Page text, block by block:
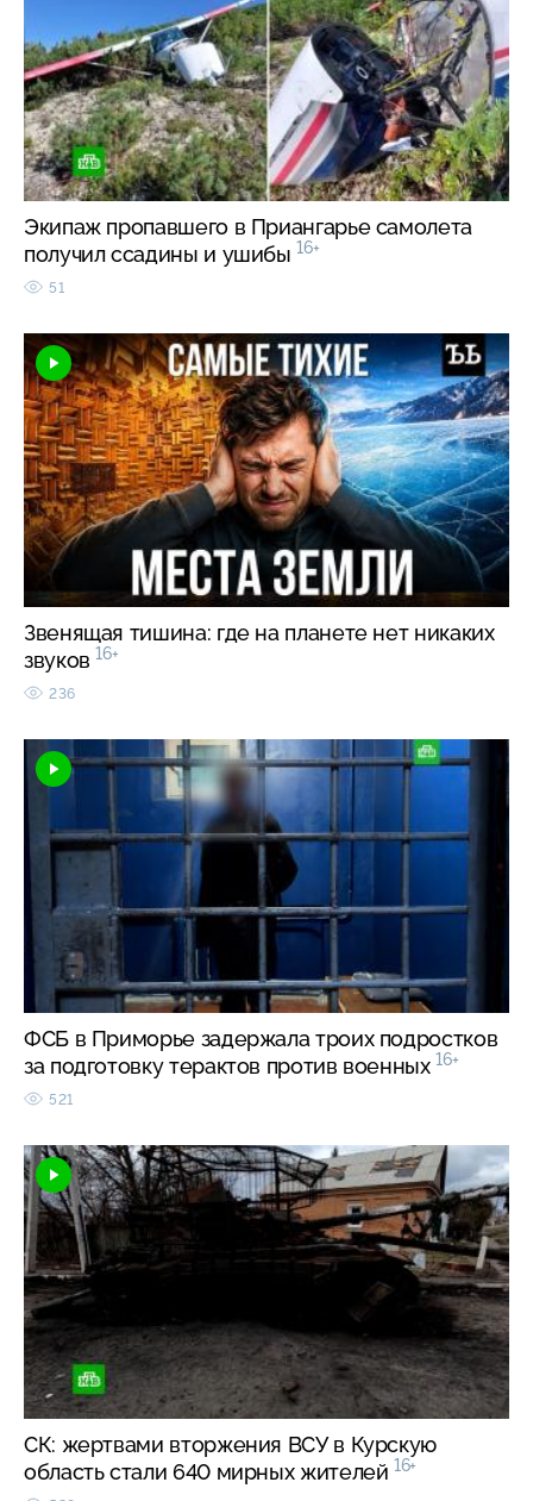
Экипаж пропавшего в Приангарье самолета
получил ссадины и ушибы 16+
51
Звенящая тишина: где на планете нет никаких
звуков 16+
236
ФСБ в Приморье задержала троих подростков
за подготовку терактов против военных 16+
521
СК: жертвами вторжения ВСУ в Курскую
область стали 640 мирных жителей 16+